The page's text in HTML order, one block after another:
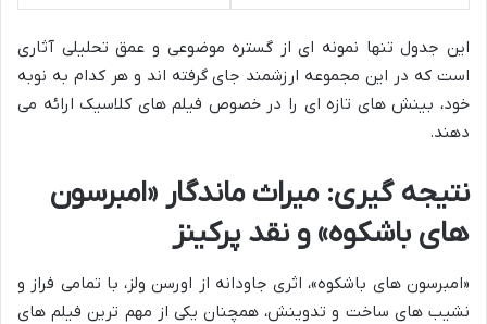
این جدول تنها نمونه ای از گستره موضوعی و عمق تحلیلی آثاری
است که در این مجموعه ارزشمند جای گرفته اند و هر کدام به نوبه
خود، بینش های تازه ای را در خصوص فیلم های کلاسیک ارائه می
دهند.
نتیجه گیری: میراث ماندگار «امبرسون
های باشکوه» و نقد پرکینز
«امبرسون های باشکوه»، اثری جاودانه از اورسن ولز، با تمامی فراز و
نشیب های ساخت و تدوینش، همچنان یکی از مهم ترین فیلم های